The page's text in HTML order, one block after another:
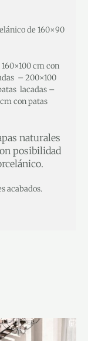
de 160×90
cm con
– 200×100
lacadas –
con patas
naturales
posibilidad
acabados.